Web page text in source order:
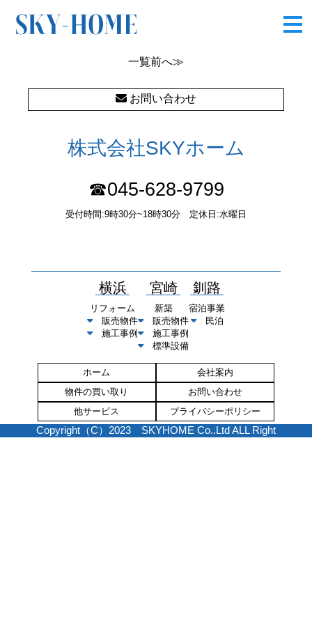
一覧前へ≫
お問い合わせ
株式会社SKYホーム
☎045-628-9799
受付時間:9時30分~18時30分 定休日:水曜日
横浜
リフォーム
販売物件
施工事例
宮崎
新築
販売物件
施工事例
標準設備
釧路
宿泊事業
民泊
ホーム
会社案内
物件の買い取り
お問い合わせ
他サービス
プライバシーポリシー
Copyright（C）2023 SKYHOME Co..Ltd ALL Right